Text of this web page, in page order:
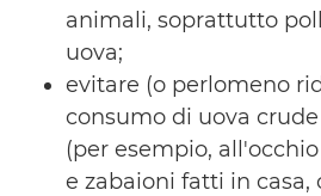
animali, soprattutto
uova;
evitare (o perlomeno
consumo di uova
(per esempio,
e zabaioni fatti in